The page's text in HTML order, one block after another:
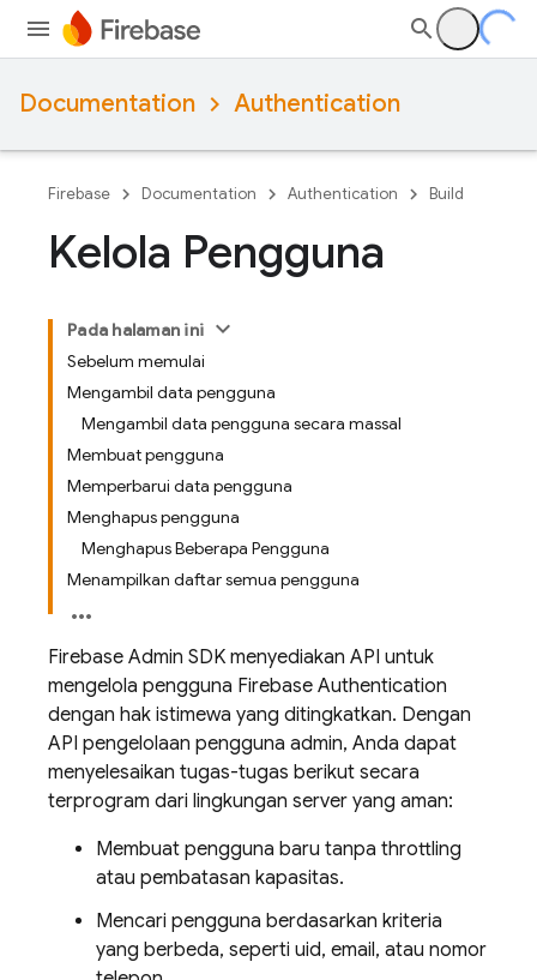
Documentation Authentication
Firebase Documentation Authentication Build
Kelola Pengguna
Pada halaman ini
Sebelum memulai
Mengambil data pengguna
Mengambil data pengguna secara massal
Membuat pengguna
Memperbarui data pengguna
Menghapus pengguna
Menghapus Beberapa Pengguna
Menampilkan daftar semua pengguna
Firebase Admin SDK menyediakan API untuk
mengelola pengguna Firebase Authentication
dengan hak istimewa yang ditingkatkan. Dengan
API pengelolaan pengguna admin, Anda dapat
menyelesaikan tugas-tugas berikut secara
terprogram dari lingkungan server yang aman:
Membuat pengguna baru tanpa throttling
atau pembatasan kapasitas.
Mencari pengguna berdasarkan kriteria
yang berbeda, seperti uid, email, atau nomor